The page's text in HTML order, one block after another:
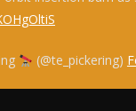
(@te_pickering)